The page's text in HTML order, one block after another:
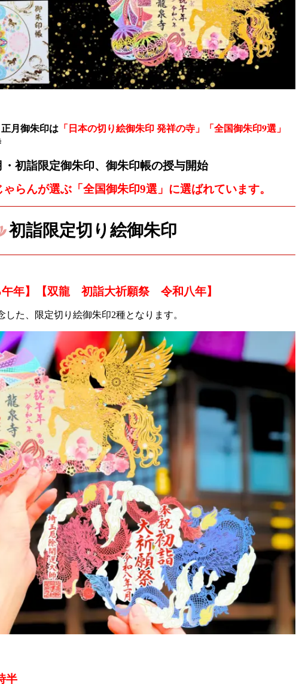
月御朱印は 「日本の切り絵御朱印 発祥の寺」「全国御朱印9選」
・初詣限定御朱印、御朱印帳の授与開始
らんが選ぶ「 全国御朱印9選」に選ばれています。
初詣限定切り絵御朱印
午年】【双龍 初詣大祈願祭 令和八年】
した、限定切り絵御朱印2種となります。
半